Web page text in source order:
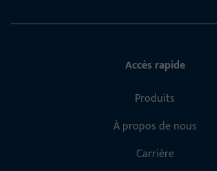
Accès rapide
Produits
À propos de nous
Carrière